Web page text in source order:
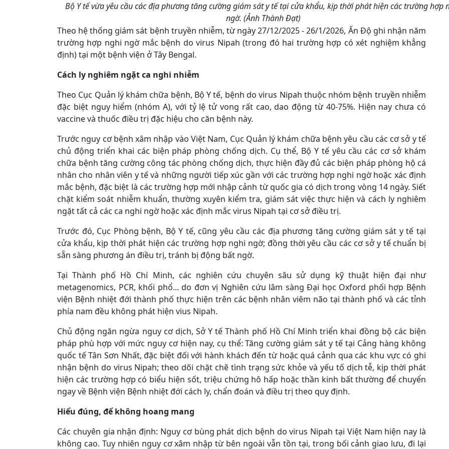
Bộ Y tế vừa yêu cầu các địa phương tăng cường giám sát y tế tại cửa khẩu, kịp thời phát hiện các trường hợp
ngờ. (Ảnh Thành Đạt)
Theo hệ thống giám sát bệnh truyền nhiễm, từ ngày 27/12/2025 - 26/1/2026, Ấn Độ ghi nhận năm
trường hợp nghi ngờ mắc bệnh do virus Nipah (trong đó hai trường hợp có xét nghiệm khẳng
định) tại một bệnh viện ở Tây Bengal.
Cách ly nghiêm ngặt ca nghi nhiễm
Theo Cục Quản lý khám chữa bệnh, Bộ Y tế, bệnh do virus Nipah thuộc nhóm bệnh truyền nhiễm
đặc biệt nguy hiểm (nhóm A), với tỷ lệ tử vong rất cao, dao động từ 40-75%. Hiện nay chưa có
vaccine và thuốc điều trị đặc hiệu cho căn bệnh này.
Trước nguy cơ bệnh xâm nhập vào Việt Nam, Cục Quản lý khám chữa bệnh yêu cầu các cơ sở y tế
chủ động triển khai các biện pháp phòng chống dịch. Cụ thể, Bộ Y tế yêu cầu các cơ sở khám
chữa bệnh tăng cường công tác phòng chống dịch, thực hiện đầy đủ các biện pháp phòng hộ cá
nhân cho nhân viên y tế và những người tiếp xúc gần với các trường hợp nghi ngờ hoặc xác định
mắc bệnh, đặc biệt là các trường hợp mới nhập cảnh từ quốc gia có dịch trong vòng 14 ngày. Siết
chặt kiểm soát nhiễm khuẩn, thường xuyên kiểm tra, giám sát việc thực hiện và cách ly nghiêm
ngặt tất cả các ca nghi ngờ hoặc xác định mắc virus Nipah tại cơ sở điều trị.
Trước đó, Cục Phòng bệnh, Bộ Y tế, cũng yêu cầu các địa phương tăng cường giám sát y tế tại
cửa khẩu, kịp thời phát hiện các trường hợp nghi ngờ; đồng thời yêu cầu các cơ sở y tế chuẩn bị
sẵn sàng phương án điều trị, tránh bị động bất ngờ.
Tại Thành phố Hồ Chí Minh, các nghiên cứu chuyên sâu sử dụng kỹ thuật hiện đại như
metagenomics, PCR, khối phổ... do đơn vị Nghiên cứu lâm sàng Đại học Oxford phối hợp Bệnh
viện Bệnh nhiệt đới thành phố thực hiện trên các bệnh nhân viêm não tại thành phố và các tỉnh
phía nam đều không phát hiện vius Nipah.
Chủ động ngăn ngừa nguy cơ dịch, Sở Y tế Thành phố Hồ Chí Minh triển khai đồng bộ các biện
pháp phù hợp với mức nguy cơ hiện nay, cụ thể: Tăng cường giám sát y tế tại Cảng hàng không
quốc tế Tân Sơn Nhất, đặc biệt đối với hành khách đến từ hoặc quá cảnh qua các khu vực có ghi
nhận bệnh do virus Nipah; theo dõi chặt chẽ tình trạng sức khỏe và yếu tố dịch tễ, kịp thời phát
hiện các trường hợp có biểu hiện sốt, triệu chứng hô hấp hoặc thần kinh bất thường để chuyển
ngay về Bệnh viện Bệnh nhiệt đới cách ly, chẩn đoán và điều trị theo quy định.
Hiểu đúng, để không hoang mang
Các chuyên gia nhận định: Nguy cơ bùng phát dịch bệnh do virus Nipah tại Việt Nam hiện nay là
không cao. Tuy nhiên nguy cơ xâm nhập từ bên ngoài vẫn tồn tại, trong bối cảnh giao lưu, đi lại